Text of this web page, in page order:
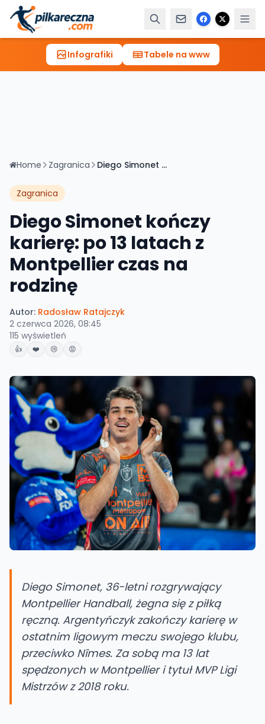
Infografiki Tabele na www
Home Zagranica Diego Simonet kończy karierę: po 13 latach z Montpellier czas na rodzinę
Zagranica
Diego Simonet kończy
karierę: po 13 latach z
Montpellier czas na
rodzinę
Autor: Radosław Ratajczyk
2 czerwca 2026, 08:45
115 wyświetleń
👍 ❤️ 😢 😡
Diego Simonet, 36-letni rozgrywający
Montpellier Handball, żegna się z piłką
ręczną. Argentyńczyk zakończy karierę w
ostatnim ligowym meczu swojego klubu,
przeciwko Nîmes. Za sobą ma 13 lat
spędzonych w Montpellier i tytuł MVP Ligi
Mistrzów z 2018 roku.